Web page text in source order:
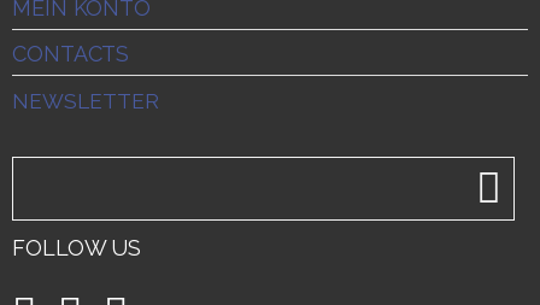
MEIN KONTO
CONTACTS
NEWSLETTER
FOLLOW US